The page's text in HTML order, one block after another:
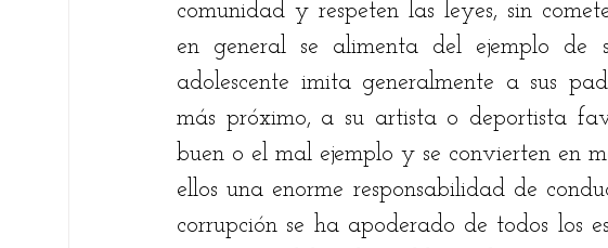
comunidad y respeten las leyes, sin
en general se alimenta del ejemplo
adolescente imita generalmente a sus
más próximo, a su artista o deportista
buen o el mal ejemplo y se convierten en
ellos una enorme responsabilidad de
corrupción se ha apoderado de todos los